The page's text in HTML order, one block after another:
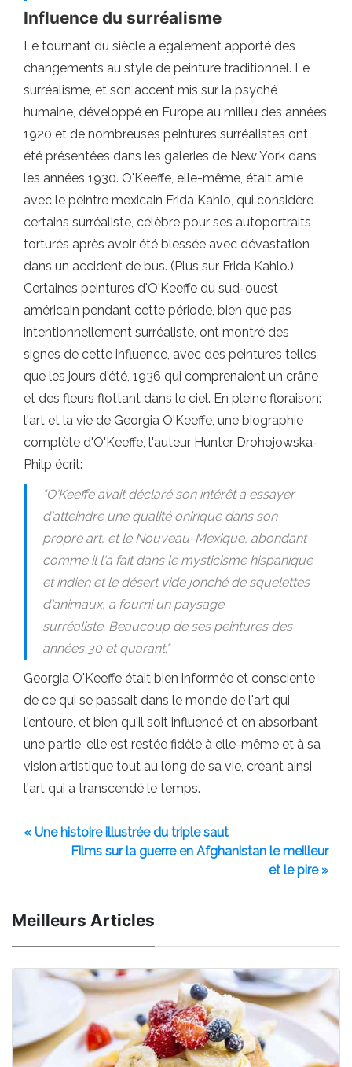
Influence du surréalisme
Le tournant du siècle a également apporté des
changements au style de peinture traditionnel. Le
surréalisme, et son accent mis sur la psyché
humaine, développé en Europe au milieu des années
1920 et de nombreuses peintures surréalistes ont
été présentées dans les galeries de New York dans
les années 1930. O'Keeffe, elle-même, était amie
avec le peintre mexicain Frida Kahlo, qui considère
certains surréaliste, célèbre pour ses autoportraits
torturés après avoir été blessée avec dévastation
dans un accident de bus. (Plus sur Frida Kahlo.)
Certaines peintures d'O'Keeffe du sud-ouest
américain pendant cette période, bien que pas
intentionnellement surréaliste, ont montré des
signes de cette influence, avec des peintures telles
que les jours d'été, 1936 qui comprenaient un crâne
et des fleurs flottant dans le ciel. En pleine floraison:
l'art et la vie de Georgia O'Keeffe, une biographie
complète d'O'Keeffe, l'auteur Hunter Drohojowska-
Philp écrit:
"O'Keeffe avait déclaré son intérêt à essayer
d'atteindre une qualité onirique dans son
propre art, et le Nouveau-Mexique, abondant
comme il l'a fait dans le mysticisme hispanique
et indien et le désert vide jonché de squelettes
d'animaux, a fourni un paysage
surréaliste. Beaucoup de ses peintures des
années 30 et quarant."
Georgia O'Keeffe était bien informée et consciente
de ce qui se passait dans le monde de l'art qui
l'entoure, et bien qu'il soit influencé et en absorbant
une partie, elle est restée fidèle à elle-même et à sa
vision artistique tout au long de sa vie, créant ainsi
l'art qui a transcendé le temps.
« Une histoire illustrée du triple saut
Films sur la guerre en Afghanistan le meilleur
et le pire »
Meilleurs Articles